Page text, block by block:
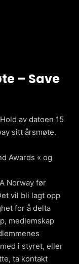
– Save
av datoen 15
sitt årsmøte.
Awards « og
Norway før
vil bli lagt opp
for å delta
medlemskap
i styret, eller
ta kontakt